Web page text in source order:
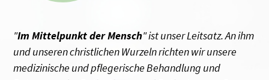
"Im Mittelpunkt der Mensch" ist unser Leitsatz. An ihm
und unseren christlichen Wurzeln richten wir unsere
medizinische und pflegerische Behandlung und